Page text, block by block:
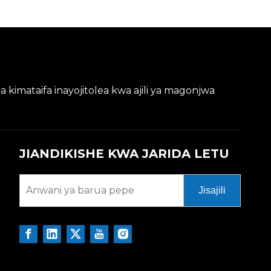
kimataifa inayojitolea kwa ajili ya magonjwa
JIANDIKISHE KWA JARIDA LETU
Jisajili